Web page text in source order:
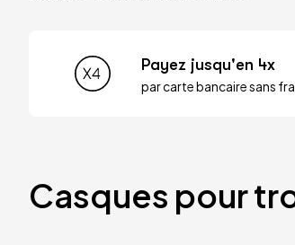
Payez jusqu'en 4x
par carte bancaire sans
Casques pour